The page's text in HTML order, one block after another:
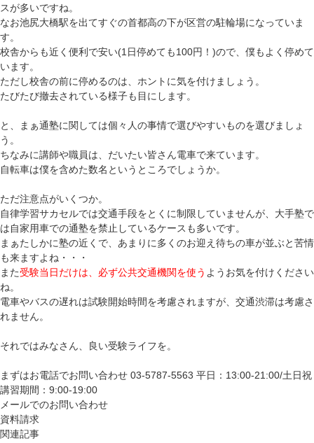
スが多いですね。
なお池尻大橋駅を出てすぐの首都高の下が区営の駐輪場になっていま
す。
校舎からも近く便利で安い(1日停めても100円！)ので、僕もよく停めて
います。
ただし校舎の前に停めるのは、ホントに気を付けましょう。
たびたび撤去されている様子も目にします。
と、まぁ通塾に関しては個々人の事情で選びやすいものを選びましょ
う。
ちなみに講師や職員は、だいたい皆さん電車で来ています。
自転車は僕を含めた数名というところでしょうか。
ただ注意点がいくつか。
自律学習サカセルでは交通手段をとくに制限していませんが、大手塾で
は自家用車での通塾を禁止しているケースも多いです。
まぁたしかに塾の近くで、あまりに多くのお迎え待ちの車が並ぶと苦情
も来ますよね・・・
また受験当日だけは、必ず公共交通機関を使う ようお気を付けください
ね。
電車やバスの遅れは試験開始時間を考慮されますが、交通渋滞は考慮さ
れません。
それではみなさん、良い受験ライフを。
まずはお電話でお問い合わせ 03-5787-5563 平日：13:00-21:00/土日祝
講習期間：9:00-19:00
メールでのお問い合わせ
資料請求
関連記事